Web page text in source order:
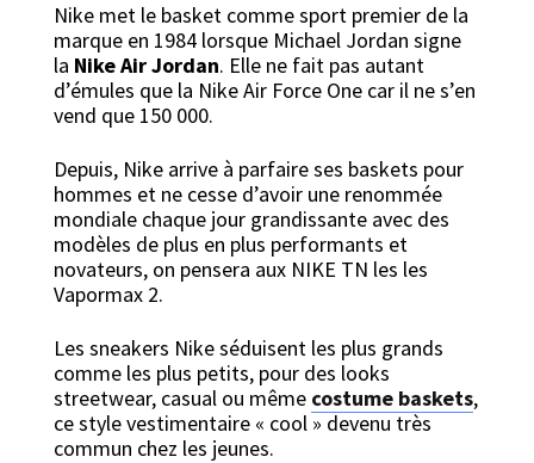
Nike met le basket comme sport premier de la
marque en 1984 lorsque Michael Jordan signe
la Nike Air Jordan. Elle ne fait pas autant
d’émules que la Nike Air Force One car il ne s’en
vend que 150 000.
Depuis, Nike arrive à parfaire ses baskets pour
hommes et ne cesse d’avoir une renommée
mondiale chaque jour grandissante avec des
modèles de plus en plus performants et
novateurs, on pensera aux NIKE TN les les
Vapormax 2.
Les sneakers Nike séduisent les plus grands
comme les plus petits, pour des looks
streetwear, casual ou même costume baskets,
ce style vestimentaire « cool » devenu très
commun chez les jeunes.